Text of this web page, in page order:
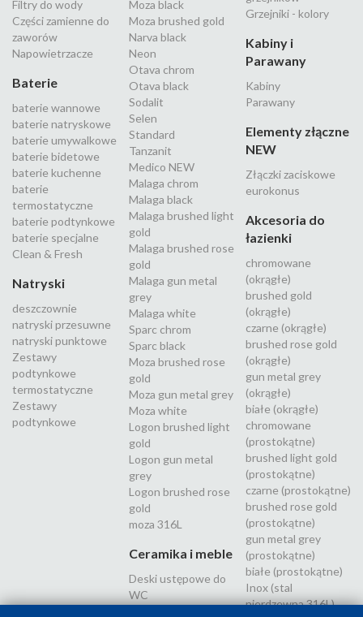
Filtry do wody
Części zamienne do
zaworów
Napowietrzacze
Baterie
baterie wannowe
baterie natryskowe
baterie umywalkowe
baterie bidetowe
baterie kuchenne
baterie
termostatyczne
baterie podtynkowe
baterie specjalne
Clean & Fresh
Natryski
deszczownie
natryski przesuwne
natryski punktowe
Zestawy
podtynkowe
termostatyczne
Zestawy
podtynkowe
Moza black
Moza brushed gold
Narva black
Neon
Otava chrom
Otava black
Sodalit
Selen
Standard
Tanzanit
Medico NEW
Malaga chrom
Malaga black
Malaga brushed light
gold
Malaga brushed rose
gold
Malaga gun metal
grey
Malaga white
Sparc chrom
Sparc black
Moza brushed rose
gold
Moza gun metal grey
Moza white
Logon brushed light
gold
Logon gun metal
grey
Logon brushed rose
gold
moza 316L
Ceramika i meble
Deski ustępowe do
WC
Grzejniki - kolory
Kabiny i
Parawany
Kabiny
Parawany
Elementy złączne
NEW
Złączki zaciskowe
eurokonus
Akcesoria do
łazienki
chromowane
(okrągłe)
brushed gold
(okrągłe)
czarne (okrągłe)
brushed rose gold
(okrągłe)
gun metal grey
(okrągłe)
białe (okrągłe)
chromowane
(prostokątne)
brushed light gold
(prostokątne)
czarne (prostokątne)
brushed rose gold
(prostokątne)
gun metal grey
(prostokątne)
białe (prostokątne)
Inox (stal
nierdzewna 316L)